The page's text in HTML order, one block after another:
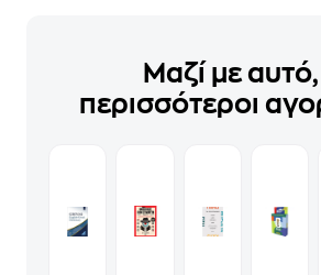
Μαζί με αυτό,
περισσότεροι